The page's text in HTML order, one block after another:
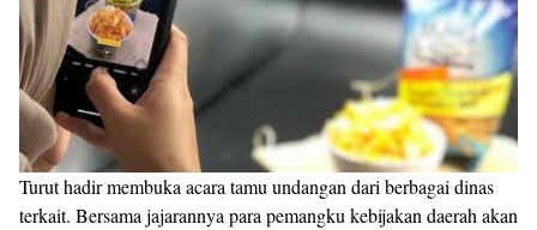
Turut hadir membuka acara tamu undangan dari berbagai dinas
terkait. Bersama jajarannya para pemangku kebijakan daerah akan